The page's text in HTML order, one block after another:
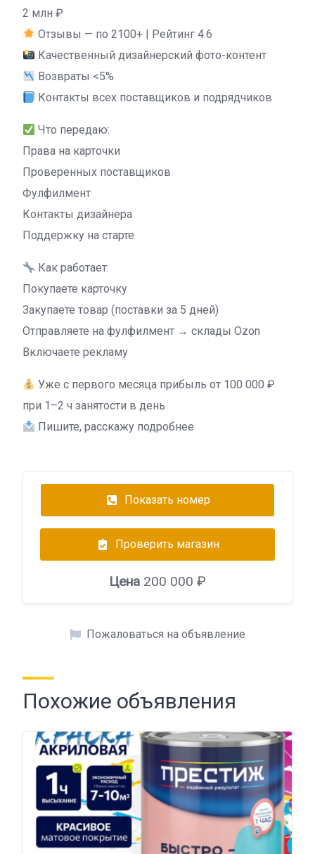
2 млн ₽
Отзывы — по 2100+ | Рейтинг 4.6
Качественный дизайнерский фото-контент
Возвраты <5%
Контакты всех поставщиков и подрядчиков
Что передаю:
Права на карточки
Проверенных поставщиков
Фулфилмент
Контакты дизайнера
Поддержку на старте
Как работает:
Покупаете карточку
Закупаете товар (поставки за 5 дней)
Отправляете на фулфилмент → склады Ozon
Включаете рекламу
Уже с первого месяца прибыль от 100 000 ₽
при 1–2 ч занятости в день
Пишите, расскажу подробнее
Показать номер
Проверить магазин
Цена 200 000 ₽
Пожаловаться на объявление
Похожие объявления